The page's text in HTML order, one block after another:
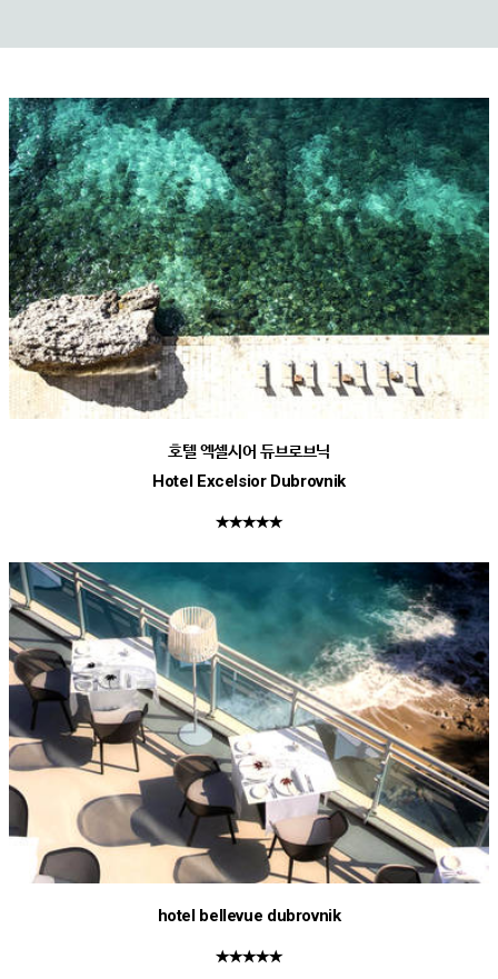
호텔 엑셀시어 듀브로브닉
Hotel Excelsior Dubrovnik
★★★★★
hotel bellevue dubrovnik
★★★★★